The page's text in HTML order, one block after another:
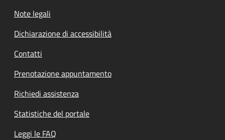
Note legali
Dichiarazione di accessibilità
Contatti
Prenotazione appuntamento
Richiedi assistenza
Statistiche del portale
Leggi le FAQ